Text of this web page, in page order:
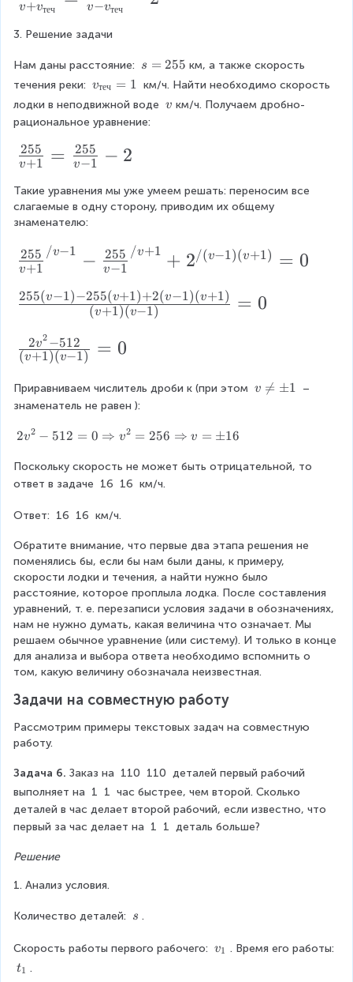
s
}
v
-
v
_
{
т
е
ч
}
}
a
c
s
}
{
v
+
v
_
{
т
е
ч
t
_
1
-
2
a
c
{
s
}
{
v
+
v
{
т
е
}
=
r
a
c
{
}
{
v
-
v
_
т
е
ч
}
}
-
v+vтеч v−vтеч
3. Решение задачи
Нам даны расстояние: s
=
5
5
s = 255 км, а также скорость
течения реки: v
_
т
е
ч
=
1
vтеч = 1 км/ч. Найти необходимо скорость
лодки в неподвижной воде \
v км/ч. Получаем дробно-
рациональное уравнение:
\f
a
c
{
2
5
5
{
+
}
=
\f
r
c
{
2
5
5
}
v
-
1
}
-
2
v+1
255 = v−1
255 − 2
Такие уравнения мы уже умеем решать: переносим все
слагаемые в одну сторону, приводим их общему
знаменателю:
\f
r
a
{
2
5
5
}
v
1
}
^
{
/
v
-
1
}
-
\f
r
a
c
{
2
}
{
v
v+1
255 /v−1 − v−1
255 /v+1 + 2/(v−1)(v+1) = 0
\f
a
c
{
2
5
(
-
1
)
-
2
5
5
(
v
+
1
)
+
2
(
v
)
(
v
(v+1)(v−1)
255(v−1)−255(v+1)+2(v−1)(v+1) = 0
\f
r
a
c
{
v
{
2
}
-
5
1
2
}
{
(
v
+
1
)
(
v
)
}
=
(v+1)(v−1)
2v2 −512 = 0
Приравниваем числитель дроби к (при этом v
\
v 
= ±1 –
знаменатель не равен ):
2
^
{
}
5
1
2
=
0
\
R
ig
h
a
rr
o
w
v
{
2
}
2
6
\
ig
h
t
2v2 − 512 = 0 ⇒ v2 = 256 ⇒ v = ±16
Поскольку скорость не может быть отрицательной, то
ответ в задаче 16 16 км/ч.
Ответ: 16 16 км/ч.
Обратите внимание, что первые два этапа решения не
поменялись бы, если бы нам были даны, к примеру,
скорости лодки и течения, а найти нужно было
расстояние, которое проплыла лодка. После составления
уравнений, т. е. перезаписи условия задачи в обозначениях,
нам не нужно думать, какая величина что означает. Мы
решаем обычное уравнение (или систему). И только в конце
для анализа и выбора ответа необходимо вспомнить о
том, какую величину обозначала неизвестная.
Задачи на совместную работу
Рассмотрим примеры текстовых задач на совместную
работу.
Задача 6. Заказ на 110 110 деталей первый рабочий
выполняет на 1 1 час быстрее, чем второй. Сколько
деталей в час делает второй рабочий, если известно, что
первый за час делает на 1 1 деталь больше?
Решение
1. Анализ условия.
Количество деталей: \
s
s .
Скорость работы первого рабочего: v
v1 . Время его работы:
t
t1 .